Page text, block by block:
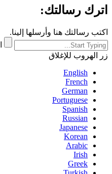
اترك رسالتك:
اكتب رسالتك هنا وأرسلها إلينا.
زر الهروب للإغلاق
English
French
German
Portuguese
Spanish
Russian
Japanese
Korean
Arabic
Irish
Greek